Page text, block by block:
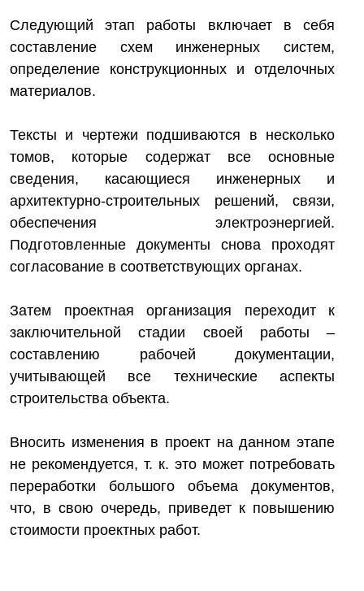
Следующий этап работы включает в себя
составление схем инженерных систем,
определение конструкционных и отделочных
материалов.
Тексты и чертежи подшиваются в несколько
томов, которые содержат все основные
сведения, касающиеся инженерных и
архитектурно-строительных решений, связи,
обеспечения электроэнергией.
Подготовленные документы снова проходят
согласование в соответствующих органах.
Затем проектная организация переходит к
заключительной стадии своей работы –
составлению рабочей документации,
учитывающей все технические аспекты
строительства объекта.
Вносить изменения в проект на данном этапе
не рекомендуется, т. к. это может потребовать
переработки большого объема документов,
что, в свою очередь, приведет к повышению
стоимости проектных работ.